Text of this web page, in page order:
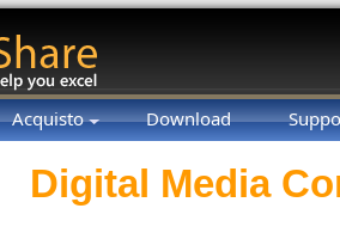
Acquisto Download
Digital Media